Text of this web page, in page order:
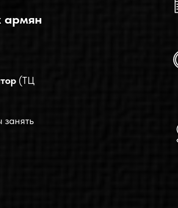
армян
(ТЦ
занять